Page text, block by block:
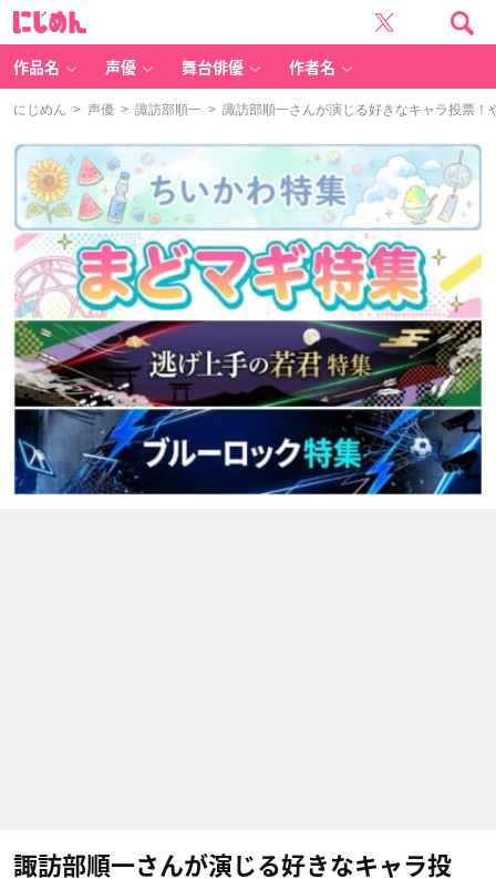
作品名 声優 舞台俳優 作者名
にじめん > 声優 > 諏訪部順一 > 諏訪部順一さんが演じる好きなキャラ投票！
諏訪部順一さんが演じる好きなキャラ投